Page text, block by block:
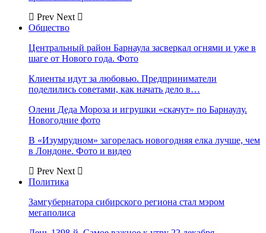
Prev Next
Общество
Центральный район Барнаула засверкал огнями и уже в
шаге от Нового года. Фото
Клиенты идут за любовью. Предприниматели
поделились советами, как начать дело в…
Олени Деда Мороза и игрушки «скачут» по Барнаулу.
Новогодние фото
В «Изумрудном» загорелась новогодняя елка лучше, чем
в Лондоне. Фото и видео
Prev Next
Политика
Замгубернатора сибирского региона стал мэром
мегаполиса